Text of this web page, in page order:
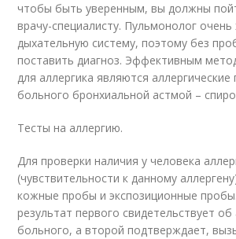
чтобы быть уверенным, вы должны
врачу-специалисту. Пульмонолог
дыхательную систему, поэтому без
поставить диагноз. Эффективным
для аллергика являются
больного бронхиальной астмой –
Тесты на аллергию.
Для проверки наличия у человека
(чувствительности к данному
кожные пробы и экспозиционные
результат первого свидетельствует об
больного, а второй подтверждает,